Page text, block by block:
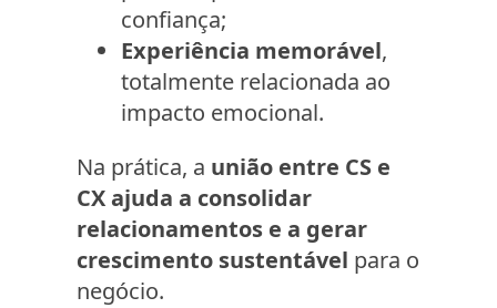
confiança;
Experiência memorável,
totalmente relacionada ao
impacto emocional.
Na prática, a união entre CS e
CX ajuda a consolidar
relacionamentos e a gerar
crescimento sustentável para o
negócio.